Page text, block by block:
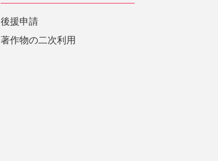
後援申請
著作物の二次利用